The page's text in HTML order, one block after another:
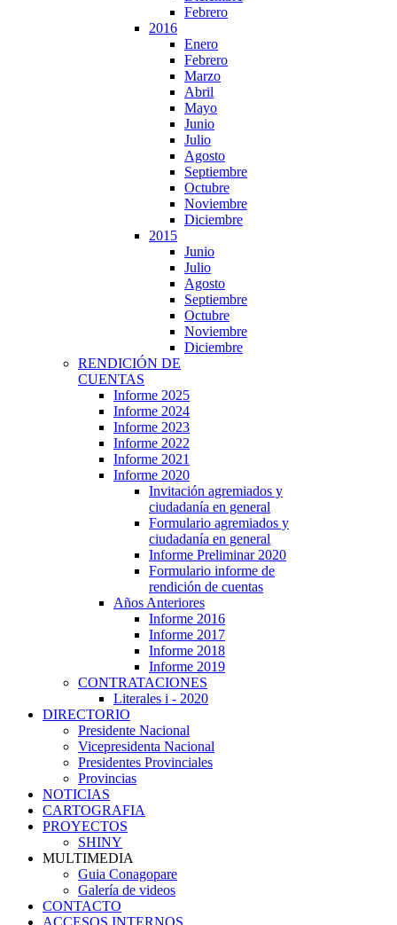
Febrero
2016
Enero
Febrero
Marzo
Abril
Mayo
Junio
Julio
Agosto
Septiembre
Octubre
Noviembre
Diciembre
2015
Junio
Julio
Agosto
Septiembre
Octubre
Noviembre
Diciembre
RENDICIÓN DE
CUENTAS
Informe 2025
Informe 2024
Informe 2023
Informe 2022
Informe 2021
Informe 2020
Invitación agremiados y
ciudadanía en general
Formulario agremiados y
ciudadanía en general
Informe Preliminar 2020
Formulario informe de
rendición de cuentas
Años Anteriores
Informe 2016
Informe 2017
Informe 2018
Informe 2019
CONTRATACIONES
Literales i - 2020
DIRECTORIO
Presidente Nacional
Vicepresidenta Nacional
Presidentes Provinciales
Provincias
NOTICIAS
CARTOGRAFIA
PROYECTOS
SHINY
MULTIMEDIA
Guia Conagopare
Galería de videos
CONTACTO
ACCESOS INTERNOS